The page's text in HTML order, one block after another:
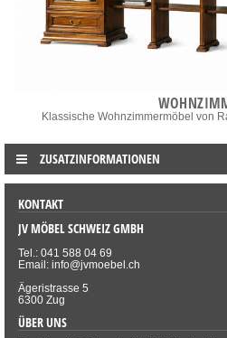
Klassische Wohnzimmermöbel von
ZUSATZINFORMATIONEN
KONTAKT
JV MÖBEL SCHWEIZ GMBH
Tel.: 041 588 04 69
Email: info@jvmoebel.ch
Ägeristrasse 5
6300 Zug
ÜBER UNS